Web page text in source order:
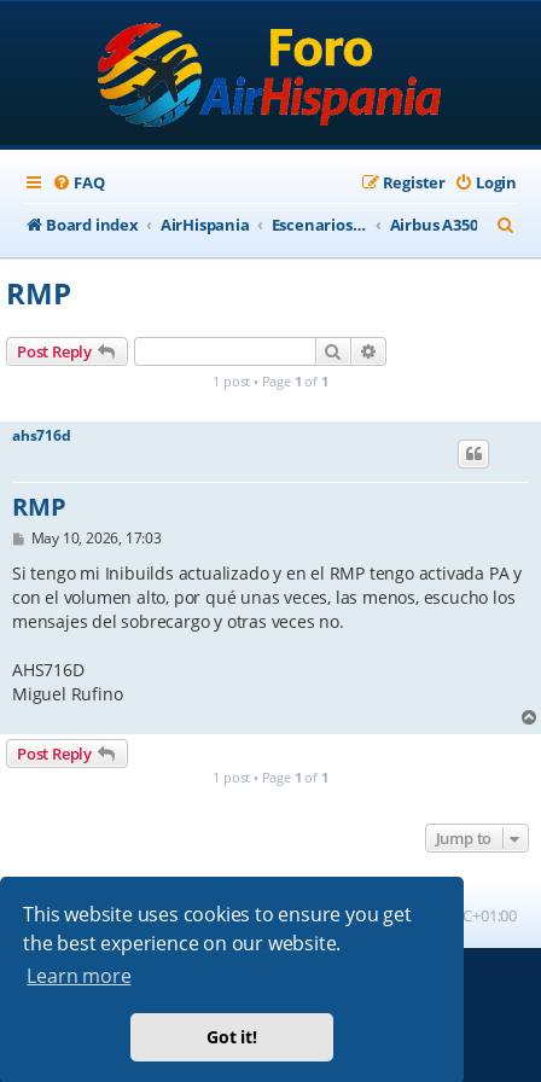
This website uses cookies to ensure you get
the best experience on our website.
Learn more
Got it!
FAQ Login
Register
Board index
AirHispania Escenarios, Aviones, Paneles Airbus A350
e
RMP
Post Reply Search
1 post • Page 1 of 1
ahs716d
RMP
P
s
May 10, 2026, 17:03
Si tengo mi Inibuilds actualizado y en el RMP tengo activada PA y
con el volumen alto, por qué unas veces, las menos, escucho los
mensajes del sobrecargo y otras veces no.
AHS716D
Miguel Rufino
Post Reply
1 post • Page 1 of 1
Jump to
Board index All times are UTC+01:00
Absolution style by
Premium phpBB Styles